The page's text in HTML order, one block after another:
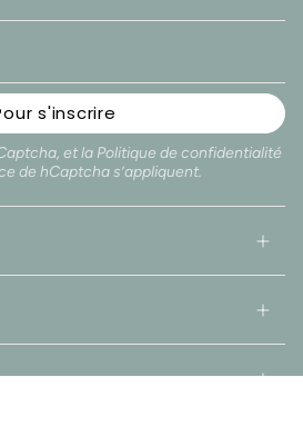
s'inscrire
et la Politique de confidentialité
de hCaptcha s’appliquent.